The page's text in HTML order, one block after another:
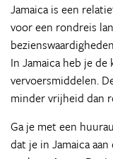
Jamaica is een
voor een rondreis
In Jamaica heb je
vervoersmiddelen.
minder vrijheid dan
Ga je met een
dat je in Jamaica